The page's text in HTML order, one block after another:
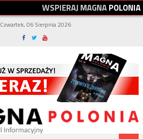
WSPIERAJMAGNAPOLONIA
Czwartek, 06 Sierpnia 2026